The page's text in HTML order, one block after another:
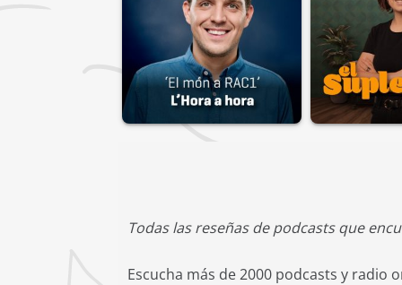
Todas las reseñas de podcasts que
Escucha más de 2000 podcasts y radio